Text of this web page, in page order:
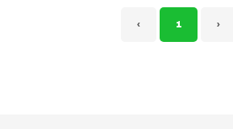
‹ 1 ›